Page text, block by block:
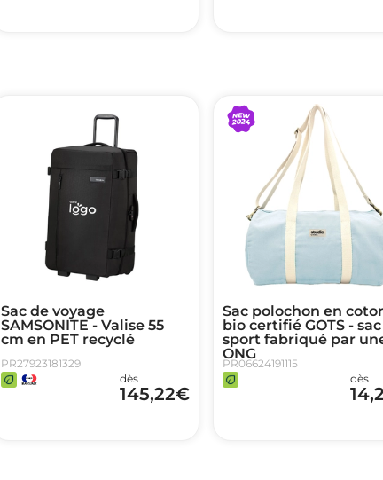
Sac de voyage
SAMSONITE - Valise 55
cm en PET recyclé
PR27923181329
dès
145,22€
Sac polochon en
bio certifié GOTS -
sport fabriqué par
ONG
PR06624191115
dès